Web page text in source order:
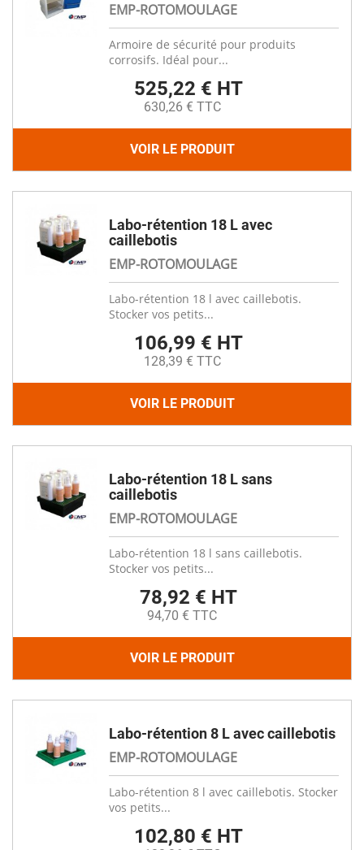
EMP-ROTOMOULAGE
Armoire de sécurité pour produits
corrosifs. Idéal pour...
525,22 € HT
630,26 € TTC
VOIR LE PRODUIT
Labo-rétention 18 L avec
caillebotis
EMP-ROTOMOULAGE
Labo-rétention 18 l avec caillebotis.
Stocker vos petits...
106,99 € HT
128,39 € TTC
VOIR LE PRODUIT
Labo-rétention 18 L sans
caillebotis
EMP-ROTOMOULAGE
Labo-rétention 18 l sans caillebotis.
Stocker vos petits...
78,92 € HT
94,70 € TTC
VOIR LE PRODUIT
Labo-rétention 8 L avec caillebotis
EMP-ROTOMOULAGE
Labo-rétention 8 l avec caillebotis. Stocker
vos petits...
102,80 € HT